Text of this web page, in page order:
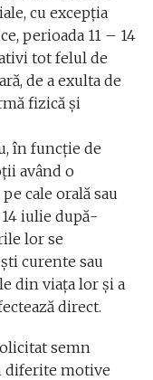
cu excepția
perioada 11 – 14
tot felul de
de a exulta de
fizică și
în funcție de
având o
cale orală sau
iulie după-
lor se
curente sau
din viața lor și a
direct.
semn
diferite motive